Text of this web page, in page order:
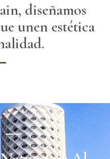
diseñamos
unen estética